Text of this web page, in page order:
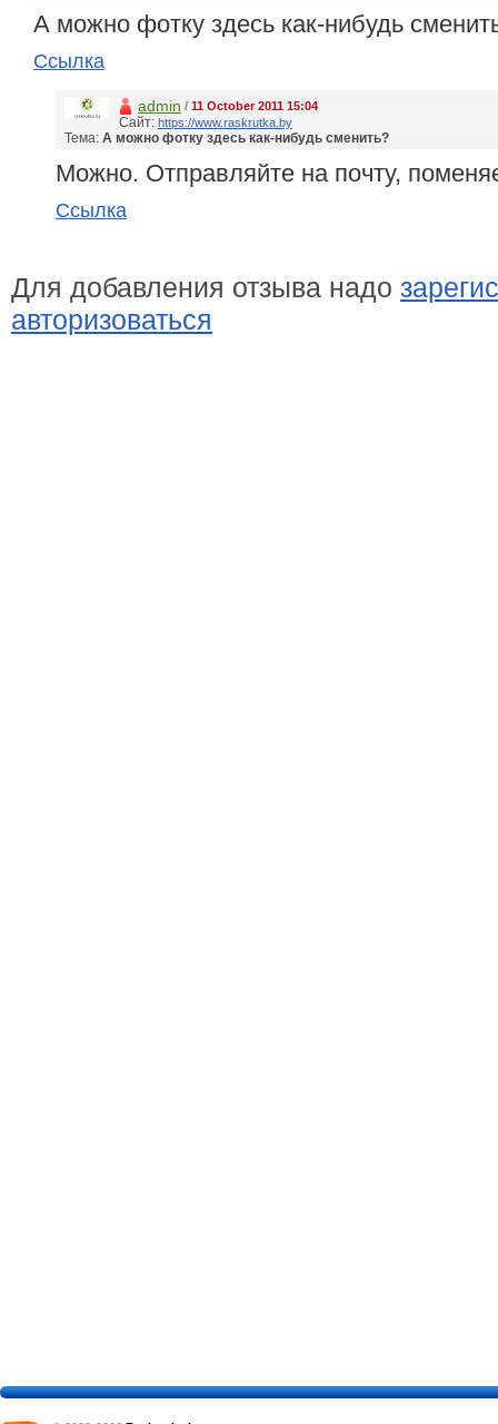
А можно фотку здесь как-нибудь
Ссылка
admin / 11 October 2011 15:04
Сайт: https://www.raskrutka.by
Тема: А можно фотку здесь как-нибудь сменить?
Можно. Отправляйте на почту,
Ссылка
Для добавления отзыва надо
авторизоваться